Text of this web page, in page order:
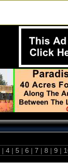
| 4 | 5 | 6 | 7 | 8 | 9 |